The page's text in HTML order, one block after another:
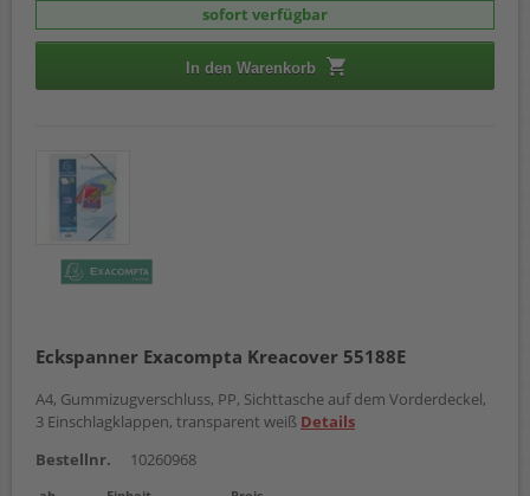
sofort verfügbar
In den Warenkorb
Eckspanner Exacompta Kreacover 55188E
A4, Gummizugverschluss, PP, Sichttasche auf dem Vorderdeckel,
3 Einschlagklappen, transparent weiß Details
Bestellnr.
10260968